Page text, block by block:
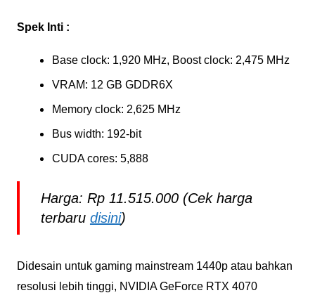
Spek Inti :
Base clock: 1,920 MHz, Boost clock: 2,475 MHz
VRAM: 12 GB GDDR6X
Memory clock: 2,625 MHz
Bus width: 192-bit
CUDA cores: 5,888
Harga: Rp 11.515.000 (Cek harga
terbaru disini)
Didesain untuk gaming mainstream 1440p atau bahkan
resolusi lebih tinggi, NVIDIA GeForce RTX 4070